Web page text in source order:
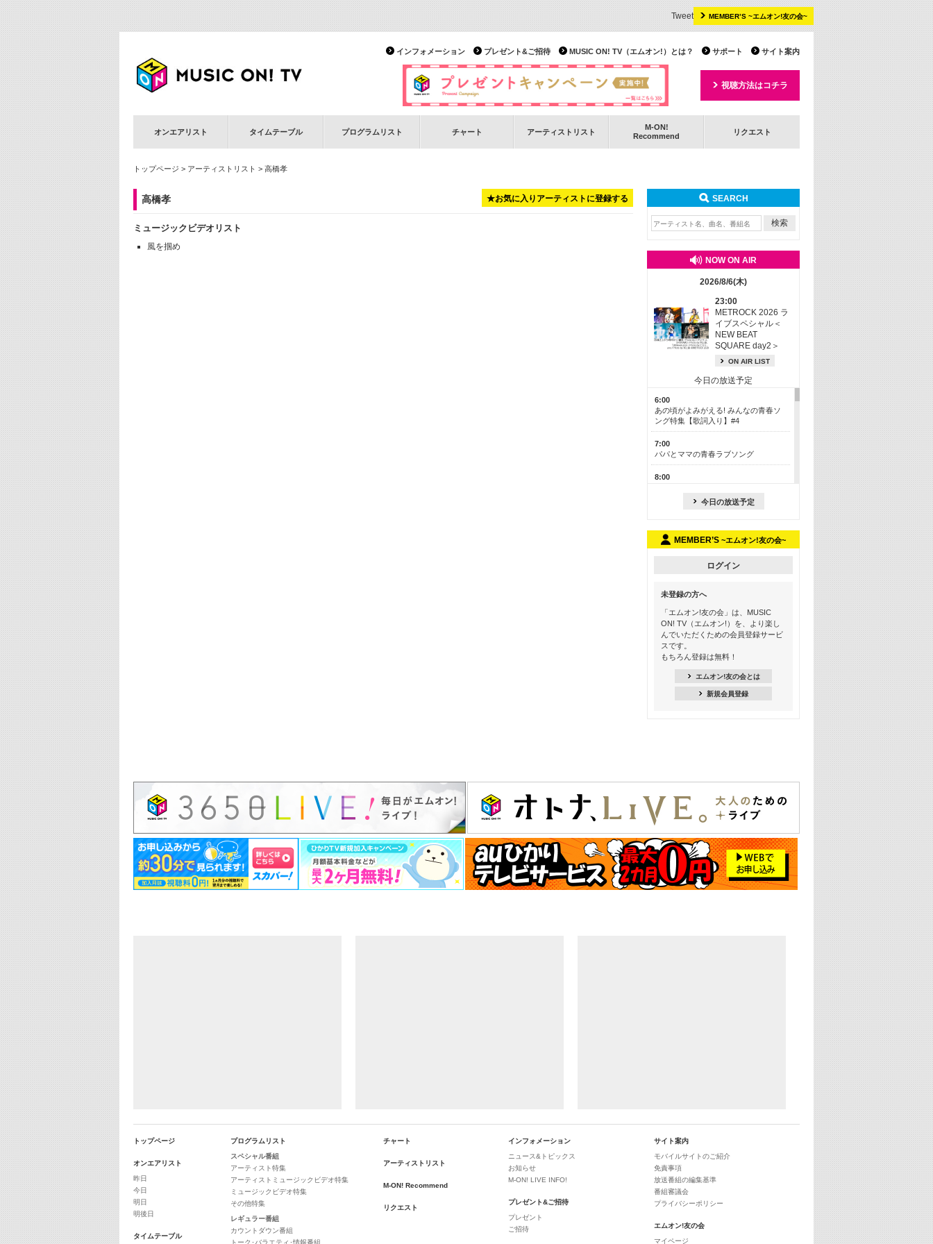
MEMBER’S ~エムオン!友の会~
Tweet
サイト案内
サポート
MUSIC ON! TV（エムオン!）とは？
プレゼント&ご招待
インフォメーション
視聴方法はコチラ
オンエアリスト タイムテーブル プログラムリスト チャート アーティストリスト
M-ON!
Recommend
リクエスト
トップページ > アーティストリスト > 高橋孝
★お気に入りアーティストに登録する
高橋孝
ミュージックビデオリスト
風を掴め
SEARCH
NOW ON AIR
2026/8/6(木)
23:00
METROCK 2026 ラ
イブスペシャル＜
NEW BEAT
SQUARE day2＞
ON AIR LIST
今日の放送予定
6:00
あの頃がよみがえる! みんなの青春ソ
ング特集【歌詞入り】#4
7:00
パパとママの青春ラブソング
8:00
13:00
15:30
この夏聴きたい! サマーソングメドレ
ー【歌詞入り】 #4
16:30
あのころK-POPヒッツ! 2021年
22:00
大人のための名曲セレクション ～バン
ド編～【歌詞入り】
22:30
今推したい! エムオン!おすすめミュー
ジックビデオ特集＜#28＞
23:00
今日の放送予定
MEMBER’S ~エムオン!友の会~
ログイン
未登録の方へ
「エムオン!友の会」は、MUSIC
ON! TV（エムオン!）を、より楽し
んでいただくための会員登録サービ
スです。
もちろん登録は無料！
エムオン!友の会とは
新規会員登録
トップページ
オンエアリスト
昨日
今日
明日
明後日
タイムテーブル
プログラムリスト
スペシャル番組
アーティスト特集
アーティストミュージックビデオ特集
ミュージックビデオ特集
その他特集
レギュラー番組
カウントダウン番組
トーク･バラエティ･情報番組
チャート
アーティストリスト
M-ON! Recommend
リクエスト
インフォメーション
ニュース&トピックス
お知らせ
M-ON! LIVE INFO!
プレゼント&ご招待
プレゼント
ご招待
サイト案内
モバイルサイトのご紹介
免責事項
放送番組の編集基準
番組審議会
プライバシーポリシー
エムオン!友の会
マイページ